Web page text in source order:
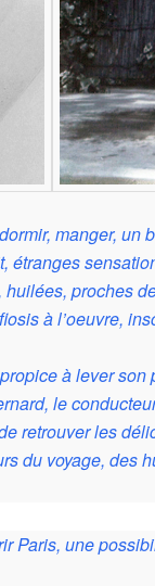
manger, un
étranges
proches
à l’oeuvre,
à lever
le
retrouver les
du voyage, des
Paris, une